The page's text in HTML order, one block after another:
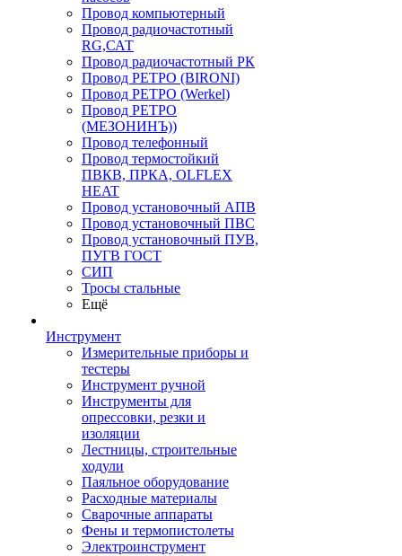
Провод компьютерный
Провод радиочастотный
RG,САТ
Провод радиочастотный РК
Провод РЕТРО (BIRONI)
Провод РЕТРО (Werkel)
Провод РЕТРО
(МЕЗОНИНЪ))
Провод телефонный
Провод термостойкий
ПВКВ, ПРКА, OLFLEX
HEAT
Провод установочный АПВ
Провод установочный ПВС
Провод установочный ПУВ,
ПУГВ ГОСТ
СИП
Тросы стальные
Ещё
Инструмент
Измерительные приборы и
тестеры
Инструмент ручной
Инструменты для
опрессовки, резки и
изоляции
Лестницы, строительные
ходули
Паяльное оборудование
Расходные материалы
Сварочные аппараты
Фены и термопистолеты
Электроинструмент